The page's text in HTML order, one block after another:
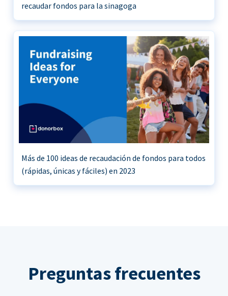
recaudar fondos para la sinagoga
Más de 100 ideas de recaudación de fondos para todos
(rápidas, únicas y fáciles) en 2023
Preguntas frecuentes